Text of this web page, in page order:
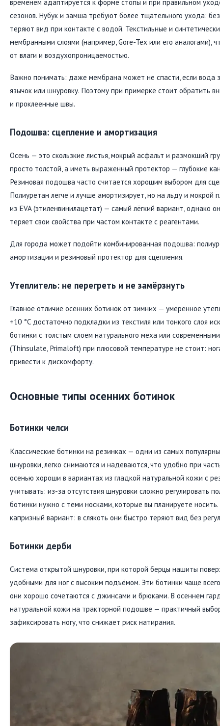
временем адаптируется к форме стопы и при правильном
сезонов. Нубук и замша требуют более тщательного ухода:
теряют вид при контакте с водой. Текстильные и
мембранными слоями (например, Gore-Tex или его аналогами),
от влаги и воздухопроницаемостью.
Важно понимать: даже мембрана может не спасти, если вода
язычок или шнуровку. Поэтому при примерке стоит обратить
и проклеенные швы.
Подошва: сцепление и амортизация
Осень — это скользкие листья, мокрый асфальт и размокший
просто толстой, а иметь выраженный протектор — глубокие
Резиновая подошва часто считается хорошим выбором для
Полиуретан легче и лучше амортизирует, но на льду и мокрой
из EVA (этиленвинилацетат) — самый лёгкий вариант, однако
теряет свои свойства при частом контакте с реагентами.
Для города может подойти комбинированная подошва:
амортизации и резиновый протектор для сцепления.
Утеплитель: не перегреть и не замёрзнуть
Главное отличие осенних ботинок от зимних — умеренное
+10 °C достаточно подкладки из текстиля или тонкого слоя
ботинки с толстым слоем натурального меха или
(Thinsulate, Primaloft) при плюсовой температуре не стоит:
привести к дискомфорту.
Основные типы осенних ботинок
Ботинки челси
Классические ботинки на резинках — одни из самых
шнуровки, легко снимаются и надеваются, что удобно при
осенью хороши в вариантах из гладкой натуральной кожи с
учитывать: из-за отсутствия шнуровки сложно регулировать
ботинки нужно с теми носками, которые вы планируете
капризный вариант: в слякоть они быстро теряют вид без
Ботинки дерби
Система открытой шнуровки, при которой берцы нашиты
удобными для ног с высоким подъёмом. Эти ботинки чаще
они хорошо сочетаются с джинсами и брюками. В осеннем
натуральной кожи на тракторной подошве — практичный
зафиксировать ногу, что снижает риск натирания.